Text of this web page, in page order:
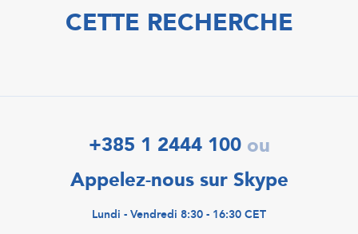
CETTE RECHERCHE
+385 1 2444 100 ou
Appelez-nous sur Skype
Lundi - Vendredi 8:30 - 16:30 CET